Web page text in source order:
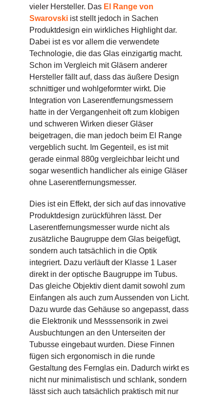
vieler Hersteller. Das El Range von
Swarovski ist stellt jedoch in Sachen
Produktdesign ein wirkliches Highlight dar.
Dabei ist es vor allem die verwendete
Technologie, die das Glas einzigartig macht.
Schon im Vergleich mit Gläsern anderer
Hersteller fällt auf, dass das äußere Design
schnittiger und wohlgeformter wirkt. Die
Integration von Laserentfernungsmessern
hatte in der Vergangenheit oft zum klobigen
und schweren Wirken dieser Gläser
beigetragen, die man jedoch beim El Range
vergeblich sucht. Im Gegenteil, es ist mit
gerade einmal 880g vergleichbar leicht und
sogar wesentlich handlicher als einige Gläser
ohne Laserentfernungsmesser.
Dies ist ein Effekt, der sich auf das innovative
Produktdesign zurückführen lässt. Der
Laserentfernungsmesser wurde nicht als
zusätzliche Baugruppe dem Glas beigefügt,
sondern auch tatsächlich in die Optik
integriert. Dazu verläuft der Klasse 1 Laser
direkt in der optische Baugruppe im Tubus.
Das gleiche Objektiv dient damit sowohl zum
Einfangen als auch zum Aussenden von Licht.
Dazu wurde das Gehäuse so angepasst, dass
die Elektronik und Messsensorik in zwei
Ausbuchtungen an den Unterseiten der
Tubusse eingebaut wurden. Diese Finnen
fügen sich ergonomisch in die runde
Gestaltung des Fernglas ein. Dadurch wirkt es
nicht nur minimalistisch und schlank, sondern
lässt sich auch tatsächlich praktisch mit nur